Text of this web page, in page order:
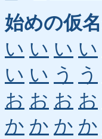
始めの仮名
い い い い
い い う う
お お お お
か か か か